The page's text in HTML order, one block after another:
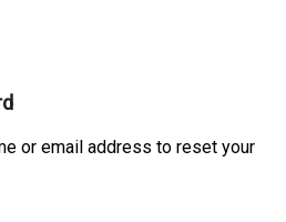
or email address to reset your